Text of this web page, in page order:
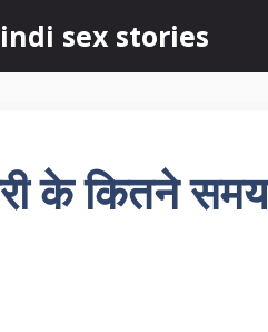
sex stories
के कितने